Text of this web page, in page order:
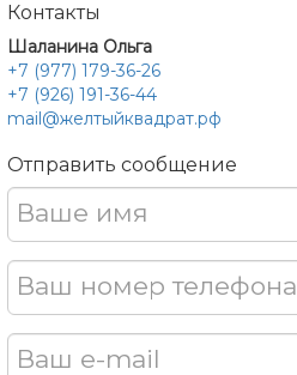
Контакты
Шаланина Ольга
+7 (977) 179-36-26
+7 (926) 191-36-44
mail@желтыйквадрат.рф
Отправить сообщение
Ваше имя
Ваш номер телефона
Ваш e-mail